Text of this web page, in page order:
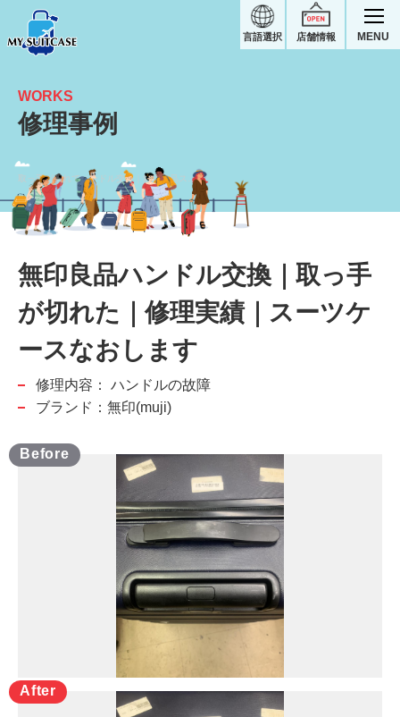
店舗情報
言語選択 MENU
取っ手が切れてハンドル交換｜無印良品スーツケース修理実績
WORKS
修理事例
無印良品ハンドル交換｜取っ手
が切れた｜修理実績｜スーツケ
ースなおします
修理内容：
ハンドルの故障
ブランド：無印(muji)